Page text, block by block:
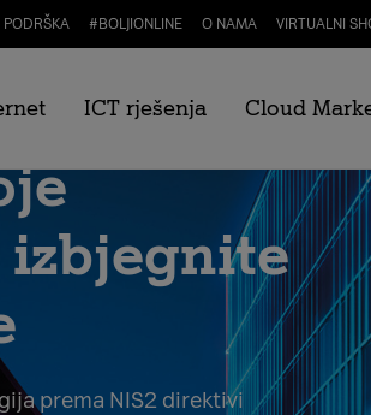
PODRŠKA # BOLJIONLINE O NAMA VIRTUALNI
ICT rješenja Cloud
prema NIS2 direktivi